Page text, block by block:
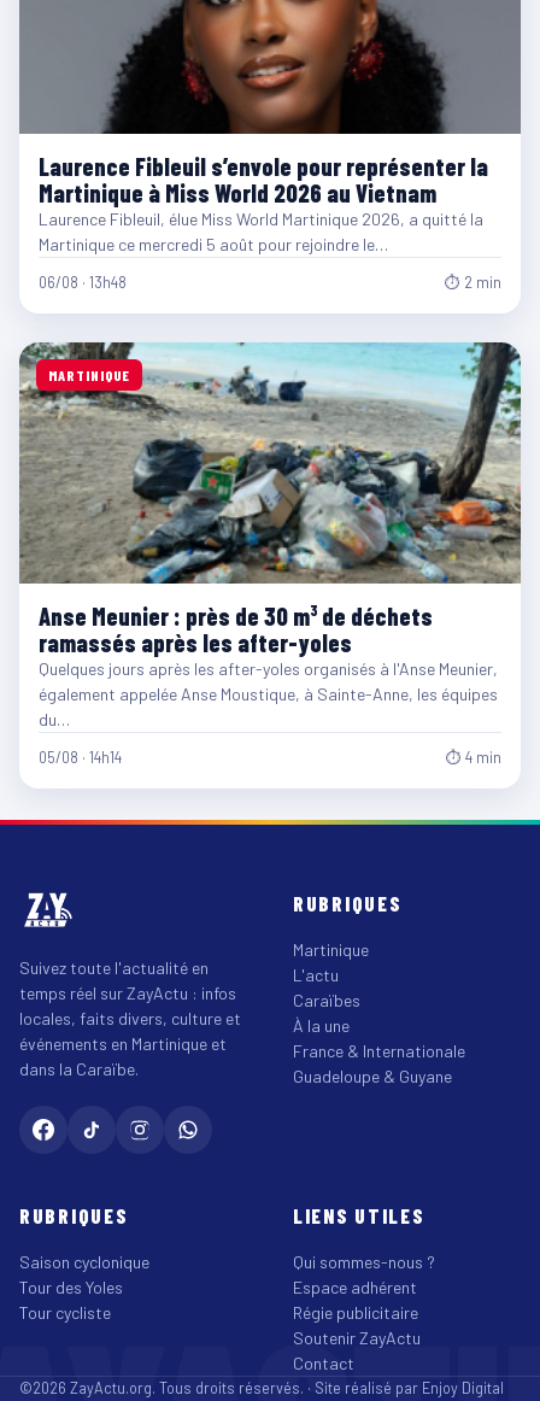
Laurence Fibleuil s’envole pour représenter la
Martinique à Miss World 2026 au Vietnam
Laurence Fibleuil, élue Miss World Martinique 2026, a quitté la
Martinique ce mercredi 5 août pour rejoindre le…
06/08 · 13h48 ⏱ 2 min
MARTINIQUE
Anse Meunier : près de 30 m³ de déchets
ramassés après les after-yoles
Quelques jours après les after-yoles organisés à l'Anse Meunier,
également appelée Anse Moustique, à Sainte-Anne, les équipes
du…
05/08 · 14h14 ⏱ 4 min
Suivez toute l'actualité en
temps réel sur ZayActu : infos
locales, faits divers, culture et
événements en Martinique et
dans la Caraïbe.
RUBRIQUES
Martinique
L'actu
Caraïbes
À la une
France & Internationale
Guadeloupe & Guyane
RUBRIQUES
Saison cyclonique
Tour des Yoles
Tour cycliste
LIENS UTILES
Qui sommes-nous ?
Espace adhérent
Régie publicitaire
Soutenir ZayActu
Contact
©2026 ZayActu.org. Tous droits réservés. · Site réalisé par Enjoy Digital